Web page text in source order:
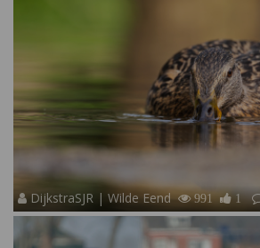
DijkstraSJR | Wilde Eend 991 1